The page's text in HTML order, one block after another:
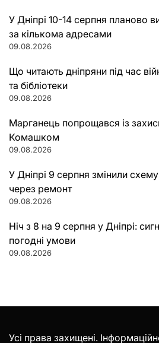
У Дніпрі 10-14 серпня планово
за кількома адресами
09.08.2026
Що читають дніпряни під час
та бібліотеки
09.08.2026
Марганець попрощався із
Комашком
09.08.2026
У Дніпрі 9 серпня змінили
через ремонт
09.08.2026
Ніч з 8 на 9 серпня у Дніпрі:
погодні умови
09.08.2026
Усі права захищені.